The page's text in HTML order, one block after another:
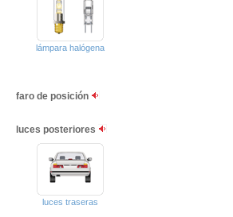
lámpara halógena
faro de posición
luces posteriores
luces traseras